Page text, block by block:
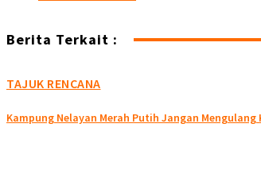
Berita Terkait :
TAJUK RENCANA
Kampung Nelayan Merah Putih Jangan Mengulang